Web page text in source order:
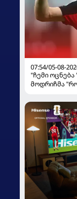
07:54/05-08-
"ჩემი
მოდრიჩმა